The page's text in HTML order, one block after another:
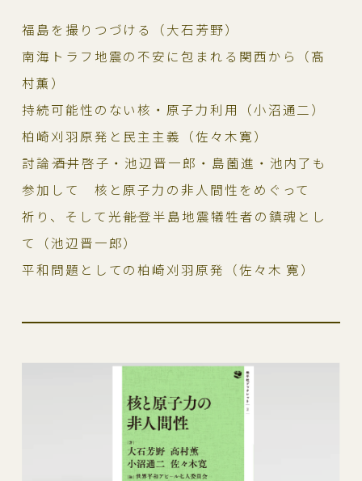
福島を撮りつづける（大石芳野）
南海トラフ地震の不安に包まれる関西から（髙
村薫）
持続可能性のない核・原子力利用（小沼通二）
柏崎刈羽原発と民主主義（佐々木寛）
討論――酒井啓子・池辺晋一郎・島薗進・池内了も
参加して 核と原子力の非人間性をめぐって
祈り、そして光――能登半島地震犠牲者の鎮魂とし
て（池辺晋一郎）
平和問題としての柏崎刈羽原発（佐々木 寛）